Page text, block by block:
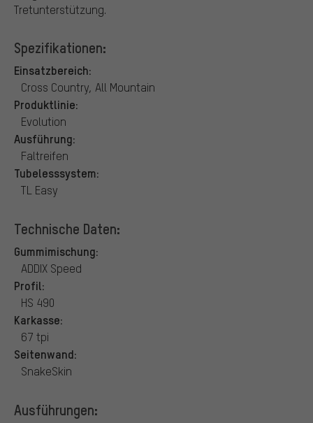
Tretunterstützung.
Spezifikationen:
Einsatzbereich:
Cross Country, All Mountain
Produktlinie:
Evolution
Ausführung:
Faltreifen
Tubelesssystem:
TL Easy
Technische Daten:
Gummimischung:
ADDIX Speed
Profil:
HS 490
Karkasse:
67 tpi
Seitenwand:
SnakeSkin
Ausführungen: